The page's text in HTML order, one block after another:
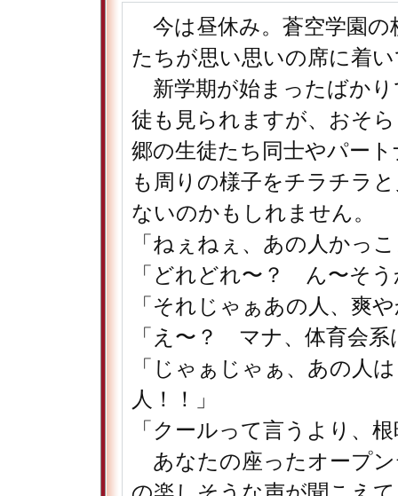
今は昼休み。蒼空学園の
たちが思い思いの席に着
新学期が始まったばかり
徒も見られますが、おそ
郷の生徒たち同士やパー
も周りの様子をチラチラ
ないのかもしれません。
「ねぇねぇ、あの人かっ
「どれどれ〜？ ん〜そ
「それじゃぁあの人、爽
「え〜？ マナ、体育会
「じゃぁじゃぁ、あの人
人！！」
「クールって言うより、
あなたの座ったオープン